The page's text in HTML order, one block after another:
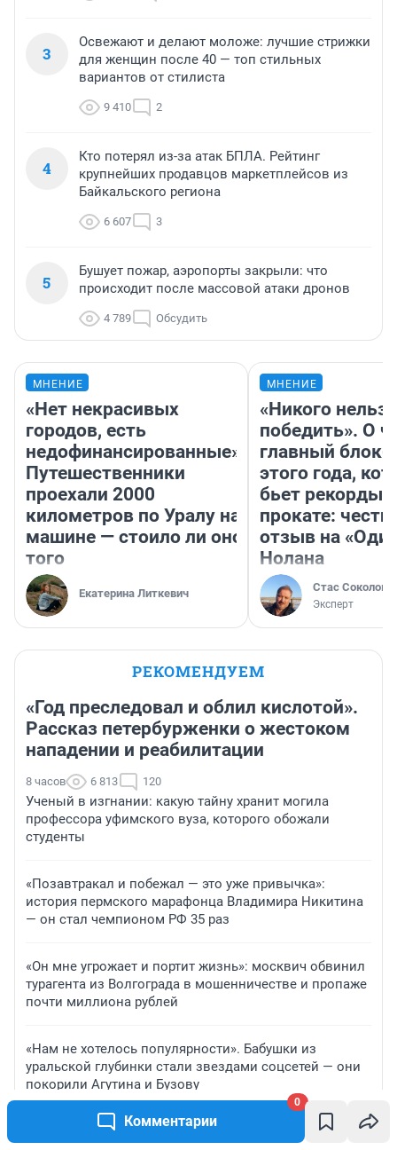
Комментарии
0
3
Освежают и делают моложе: лучшие стрижки
для женщин после 40 — топ стильных
вариантов от стилиста
9 410 2
4
Кто потерял из-за атак БПЛА. Рейтинг
крупнейших продавцов маркетплейсов из
Байкальского региона
6 607 3
5
Бушует пожар, аэропорты закрыли: что
происходит после массовой атаки дронов
4 789 Обсудить
МНЕНИЕ
«Нет некрасивых
городов, есть
недофинансированные».
Путешественники
проехали 2000
километров по Уралу на
машине — стоило ли оно
того
Екатерина Литкевич
МНЕНИЕ
«Никого нельзя
победить». О
главный
этого года,
бьет рекорды в
прокате:
отзыв на
Нолана
Стас Соколов
Эксперт
РЕКОМЕНДУЕМ
«Год преследовал и облил кислотой».
Рассказ петербурженки о жестоком
нападении и реабилитации
8 часов 6 813 120
Ученый в изгнании: какую тайну хранит могила
профессора уфимского вуза, которого обожали
студенты
«Позавтракал и побежал — это уже привычка»:
история пермского марафонца Владимира Никитина
— он стал чемпионом РФ 35 раз
«Он мне угрожает и портит жизнь»: москвич обвинил
турагента из Волгограда в мошенничестве и пропаже
почти миллиона рублей
«Нам не хотелось популярности». Бабушки из
уральской глубинки стали звездами соцсетей — они
покорили Агутина и Бузову